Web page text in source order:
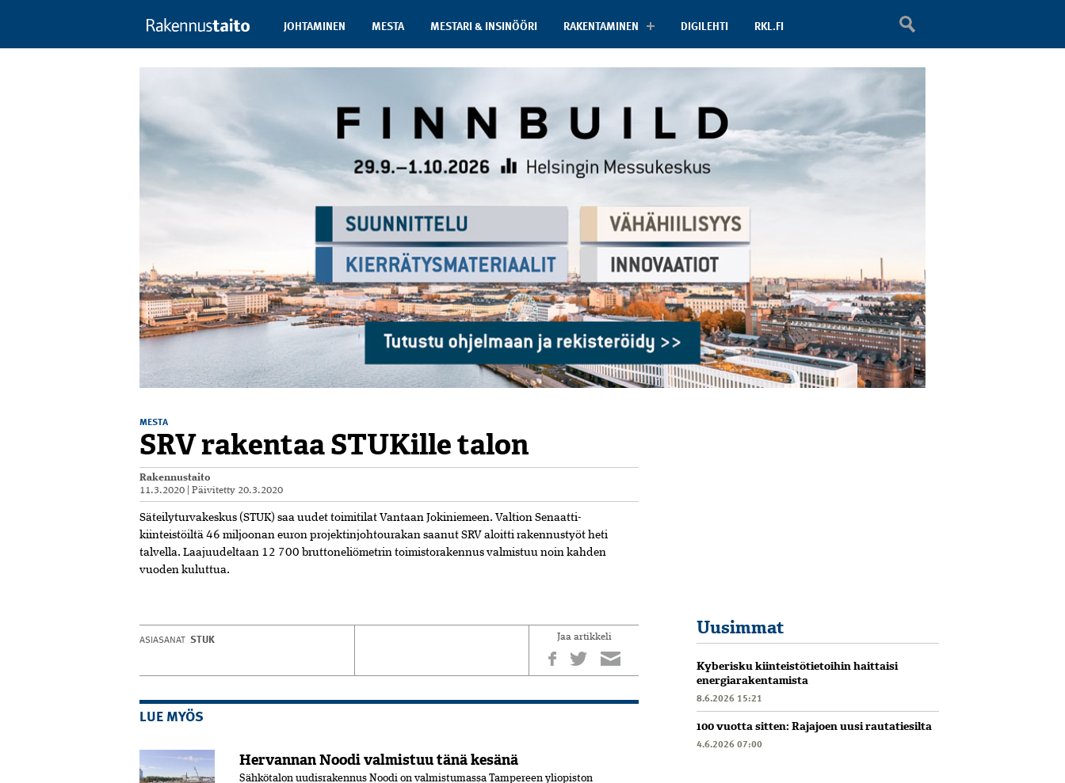
JOHTAMINEN MESTA MESTARI & INSINÖÖRI RAKENTAMINEN DIGILEHTI RKL.FI
MESTA
SRV rakentaa STUKille talon
Rakennustaito
11.3.2020 |Päivitetty 20.3.2020
Säteilyturvakeskus (STUK) saa uudet toimitilat Vantaan Jokiniemeen. Valtion Senaatti-
kiinteistöiltä 46 miljoonan euron projektinjohtourakan saanut SRV aloitti rakennustyöt heti
talvella. Laajuudeltaan 12 700 bruttoneliömetrin toimistorakennus valmistuu noin kahden
vuoden kuluttua.
ASIASANAT STUK Jaa artikkeli
LUE MYÖS
Hervannan Noodi valmistuu tänä kesänä
Sähkötalon uudisrakennus Noodi on valmistumassa Tampereen yliopiston
Uusimmat
Kyberisku kiinteistötietoihin haittaisi
energiarakentamista
8.6.2026 15:21
100 vuotta sitten: Rajajoen uusi rautatiesilta
4.6.2026 07:00